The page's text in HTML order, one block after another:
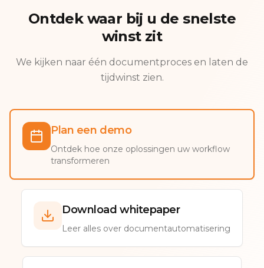
Ontdek waar bij u de snelste
winst zit
We kijken naar één documentproces en laten de
tijdwinst zien.
Plan een demo
Ontdek hoe onze oplossingen uw workflow
transformeren
Download whitepaper
Leer alles over documentautomatisering